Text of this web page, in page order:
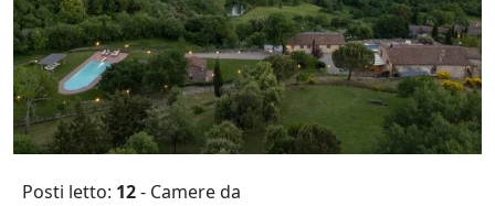
Posti letto: 12- Camere da